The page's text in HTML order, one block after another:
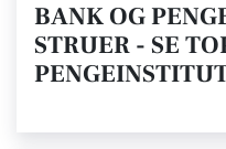
BANK OG
STRUER - SE